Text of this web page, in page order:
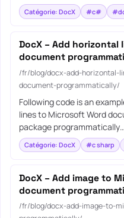
Catégorie: DocX #c#
DocX – Add
document
/fr/blog/docx-add-horizontal-
document-programmatically/
Following code is an
lines to Microsoft Word
package programmatically…
Catégorie: DocX #c sharp
DocX – Add image to
document
/fr/blog/docx-add-image-to-